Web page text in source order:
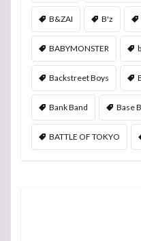
B&ZAI B'z
BABYMONSTER
Backstreet Boys
Bank Band Base
BATTLE OF TOKYO